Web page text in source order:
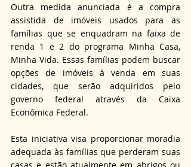
Outra medida anunciada é a compra
assistida de imóveis usados para as
famílias que se enquadram na faixa de
renda 1 e 2 do programa Minha Casa,
Minha Vida. Essas famílias podem buscar
opções de imóveis à venda em suas
cidades, que serão adquiridos pelo
governo federal através da Caixa
Econômica Federal.
Esta iniciativa visa proporcionar moradia
adequada às famílias que perderam suas
casas e estão atualmente em abrigos ou